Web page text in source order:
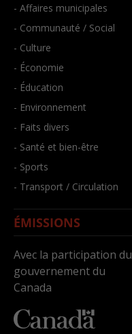
- Affaires municipales
- Communauté / Social
- Culture
- Économie
- Éducation
- Environnement
- Faits divers
- Santé et bien-être
- Sports
- Transport / Circulation
ÉMISSIONS
Avec la participation du
gouvernement du
Canada